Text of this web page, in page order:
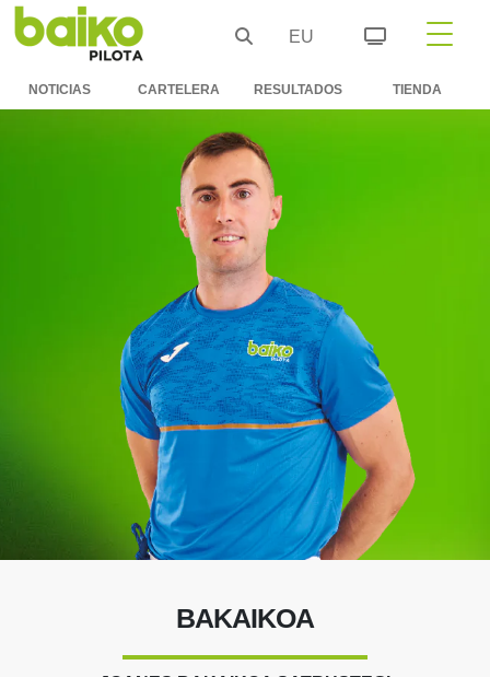
EU
NOTICIAS CARTELERA RESULTADOS TIENDA
BAKAIKOA